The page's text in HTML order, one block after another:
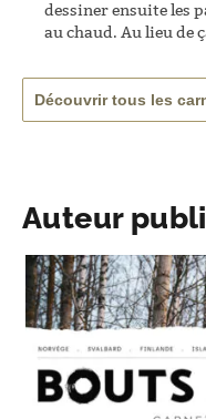
dessiner ensuite les
au chaud. Au lieu de
trouve sur ses
de la…
Découvrir tous les
Auteur